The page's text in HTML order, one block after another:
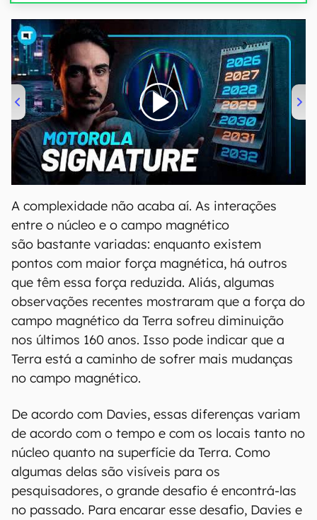
00:00/20:46
A complexidade não acaba aí. As interações
entre o núcleo e o campo magnético
são bastante variadas: enquanto existem
pontos com maior força magnética, há outros
que têm essa força reduzida. Aliás, algumas
observações recentes mostraram que a força do
campo magnético da Terra sofreu diminuição
nos últimos 160 anos. Isso pode indicar que a
Terra está a caminho de sofrer mais mudanças
no campo magnético.
De acordo com Davies, essas diferenças variam
de acordo com o tempo e com os locais tanto no
núcleo quanto na superfície da Terra. Como
algumas delas são visíveis para os
pesquisadores, o grande desafio é encontrá-las
no passado. Para encarar esse desafio, Davies e